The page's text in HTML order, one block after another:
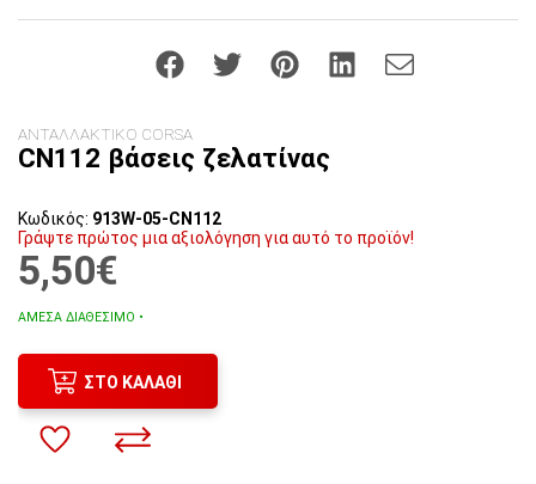
ΑΝΤΑΛΛΑΚΤΙΚΟ CORSA
CN112 βάσεις ζελατίνας
Κωδικός: 913W-05-CN112
Γράψτε πρώτος μια αξιολόγηση για αυτό το προϊόν!
5,50€
ΆΜΕΣΑ ΔΙΑΘΈΣΙΜΟ •
ΣΤΟ ΚΑΛΆΘΙ